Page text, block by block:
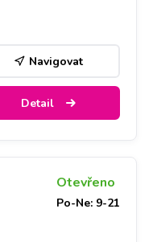
Navigovat
Detail
Otevřeno
Po-Ne: 9-21